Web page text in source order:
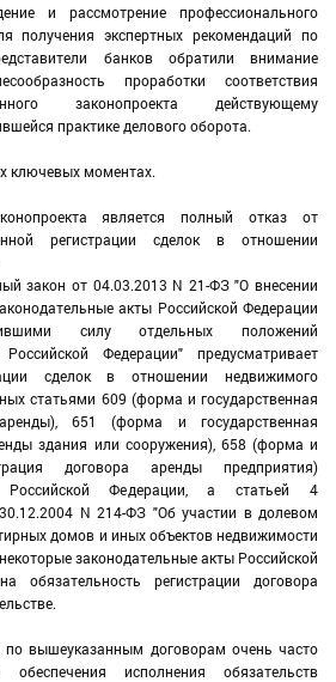
и рассмотрение профессионального
получения экспертных рекомендаций по
банков обратили внимание
проработки соответствия
законопроекта действующему
практике делового оборота.
ключевых моментах.
является полный отказ от
регистрации сделок в отношении
закон от 04.03.2013 N 21-ФЗ "О внесении
акты Российской Федерации
силу отдельных положений
Федерации" предусматривает
сделок в отношении недвижимого
статьями 609 (форма и государственная
651 (форма и государственная
здания или сооружения), 658 (форма и
договора аренды предприятия)
Российской Федерации, а статьей 4
N 214-ФЗ "Об участии в долевом
домов и иных объектов недвижимости
законодательные акты Российской
обязательность регистрации договора
по вышеуказанным договорам очень часто
исполнения обязательств